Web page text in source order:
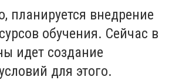
планируется внедрение
обучения. Сейчас в
идет создание
для этого.